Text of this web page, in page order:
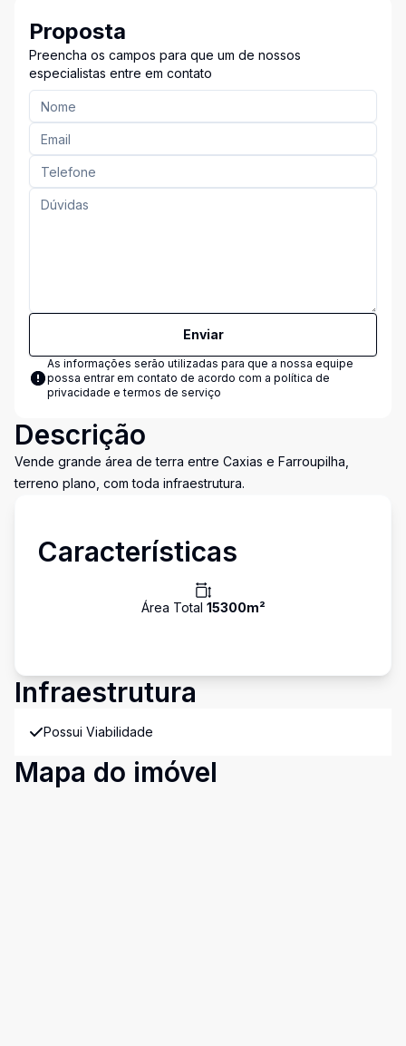
Proposta
Preencha os campos para que um de nossos
especialistas entre em contato
Enviar
As informações serão utilizadas para que a nossa equipe
possa entrar em contato de acordo com a política de
privacidade e termos de serviço
Descrição
Vende grande área de terra entre Caxias e Farroupilha,
terreno plano, com toda infraestrutura.
Características
Área Total 15300m²
Infraestrutura
Possui Viabilidade
Mapa do imóvel